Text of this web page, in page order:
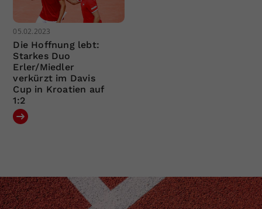
05.02.2023
Die Hoffnung lebt:
Starkes Duo
Erler/Miedler
verkürzt im Davis
Cup in Kroatien auf
1:2